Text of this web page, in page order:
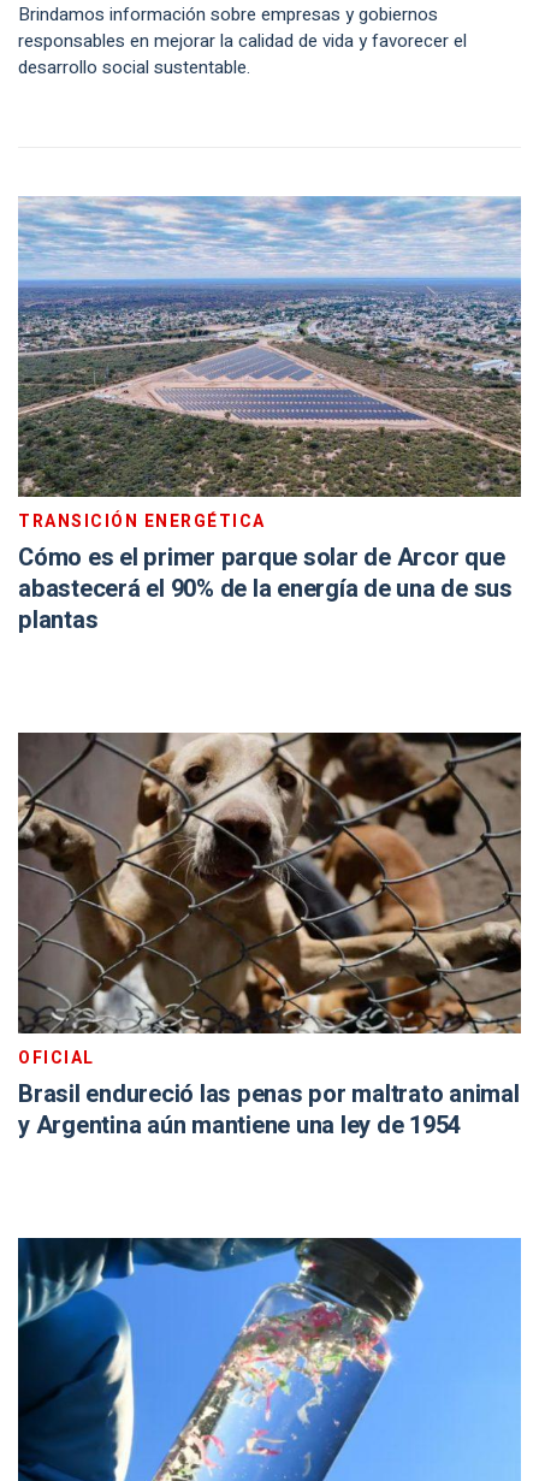
Brindamos información sobre empresas y gobiernos
responsables en mejorar la calidad de vida y favorecer el
desarrollo social sustentable.
TRANSICIÓN ENERGÉTICA
Cómo es el primer parque solar de Arcor que
abastecerá el 90% de la energía de una de sus
plantas
OFICIAL
Brasil endureció las penas por maltrato animal
y Argentina aún mantiene una ley de 1954